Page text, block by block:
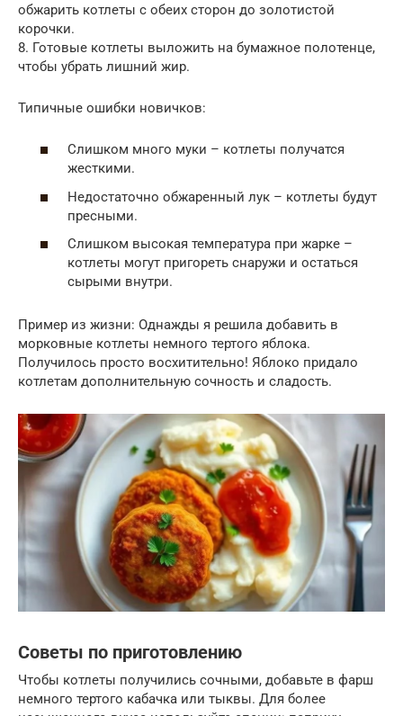
обжарить котлеты с обеих сторон до золотистой
корочки.
8. Готовые котлеты выложить на бумажное полотенце,
чтобы убрать лишний жир.
Типичные ошибки новичков:
Слишком много муки – котлеты получатся
жесткими.
Недостаточно обжаренный лук – котлеты будут
пресными.
Слишком высокая температура при жарке –
котлеты могут пригореть снаружи и остаться
сырыми внутри.
Пример из жизни: Однажды я решила добавить в
морковные котлеты немного тертого яблока.
Получилось просто восхитительно! Яблоко придало
котлетам дополнительную сочность и сладость.
Советы по приготовлению
Чтобы котлеты получились сочными, добавьте в фарш
немного тертого кабачка или тыквы. Для более